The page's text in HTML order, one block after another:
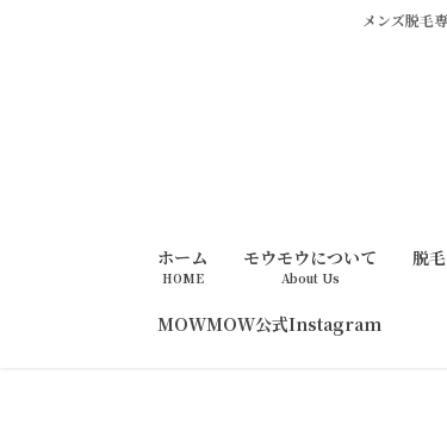
メンズ脱毛
ホーム
HOME
モウモウについて
About Us
脱
MOWMOW公式Instagram